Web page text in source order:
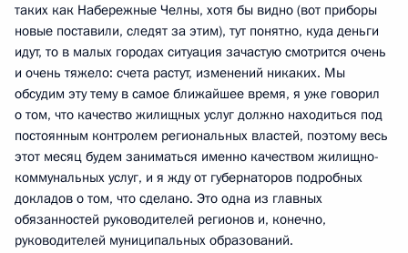
таких как Набережные Челны, хотя бы видно (вот приборы
новые поставили, следят за этим), тут понятно, куда деньги
идут, то в малых городах ситуация зачастую смотрится очень
и очень тяжело: счета растут, изменений никаких. Мы
обсудим эту тему в самое ближайшее время, я уже говорил
о том, что качество жилищных услуг должно находиться под
постоянным контролем региональных властей, поэтому весь
этот месяц будем заниматься именно качеством жилищно-
коммунальных услуг, и я жду от губернаторов подробных
докладов о том, что сделано. Это одна из главных
обязанностей руководителей регионов и, конечно,
руководителей муниципальных образований.